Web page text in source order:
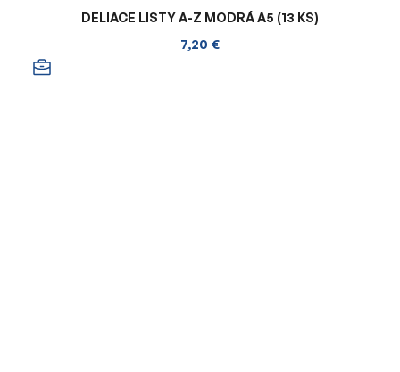
DELIACE LISTY A-Z MODRÁ A5 (13 KS)
7,20 €